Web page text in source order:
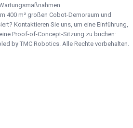
400 m² großen Cobot-Demoraum und
Kontaktieren Sie uns, um eine Einführung,
Proof-of-Concept-Sitzung zu buchen:
by TMC Robotics. Alle Rechte vorbehalten.